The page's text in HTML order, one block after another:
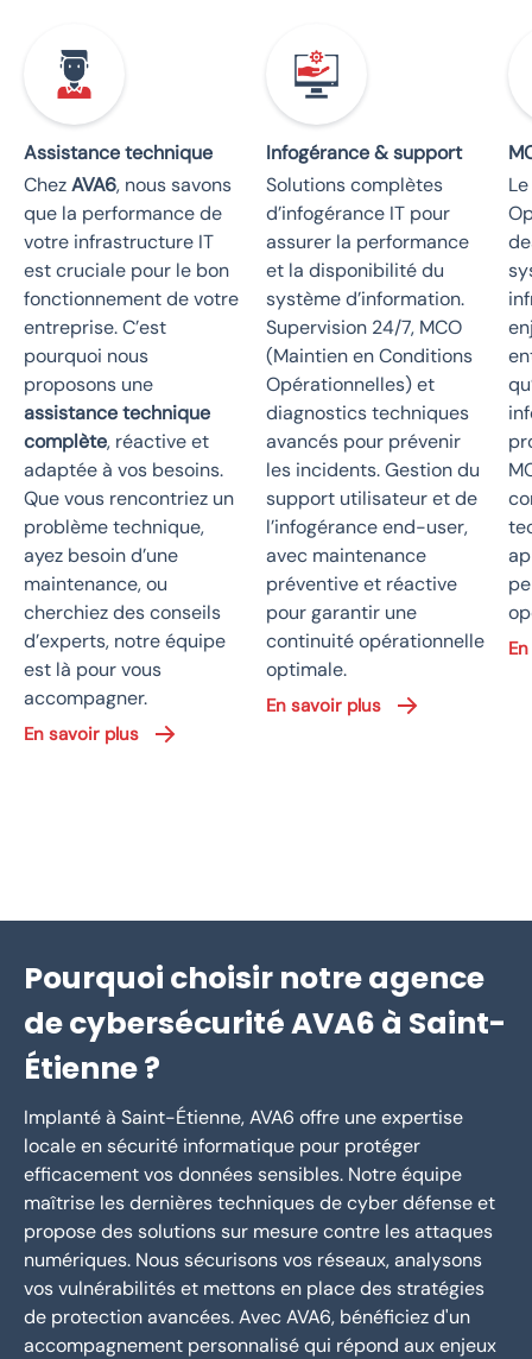
Assistance technique
ChezAVA6, nous savons
que la performance de
votre infrastructure IT
est cruciale pour le bon
fonctionnement de votre
entreprise. C’est
pourquoi nous
proposons une
assistance technique
complète, réactive et
adaptée à vos besoins.
Que vous rencontriez un
problème technique,
ayez besoin d’une
maintenance, ou
cherchiez des conseils
d’experts, notre équipe
est là pour vous
accompagner.
En savoir plus
Infogérance & support
Solutions complètes
d’infogérance IT pour
assurer la performance
et la disponibilité du
système d’information.
Supervision 24/7, MCO
(Maintien en Conditions
Opérationnelles) et
diagnostics techniques
avancés pour prévenir
les incidents. Gestion du
support utilisateur et de
l’infogérance end-user,
avec maintenance
préventive et réactive
pour garantir une
continuité opérationnelle
optimale.
En savoir plus
Pourquoi choisir notre agence
de cybersécurité AVA6 à Saint-
Étienne ?
Implanté à Saint-Étienne, AVA6 offre une expertise
locale en sécurité informatique pour protéger
efficacement vos données sensibles. Notre équipe
maîtrise les dernières techniques de cyber défense et
propose des solutions sur mesure contre les attaques
numériques. Nous sécurisons vos réseaux, analysons
vos vulnérabilités et mettons en place des stratégies
de protection avancées. Avec AVA6, bénéficiez d'un
accompagnement personnalisé qui répond aux enjeux